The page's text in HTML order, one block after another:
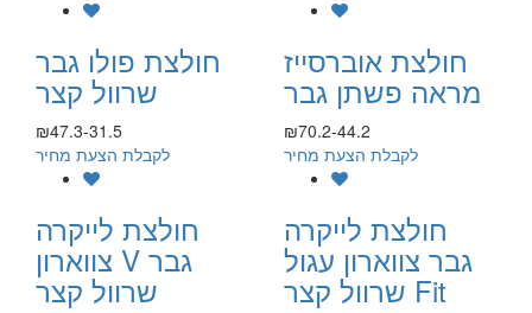
חולצת אוברסייז
מראה פשתן גבר
₪70.2-44.2
לקבלת הצעת מחיר
חולצת פולו גבר
שרוול קצר
₪47.3-31.5
לקבלת הצעת מחיר
חולצת לייקרה
גבר צווארון עגול
שרוול קצר Fit
חולצת לייקרה
צווארון V גבר
שרוול קצר